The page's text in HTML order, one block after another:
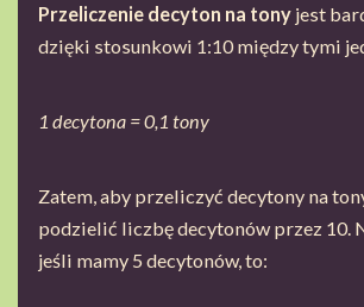
Przeliczenie decyton na tony jest
dzięki stosunkowi 1:10 między tymi
1 decytona = 0,1 tony
Zatem, aby przeliczyć decytony na
podzielić liczbę decytonów przez 10.
jeśli mamy 5 decytonów, to: